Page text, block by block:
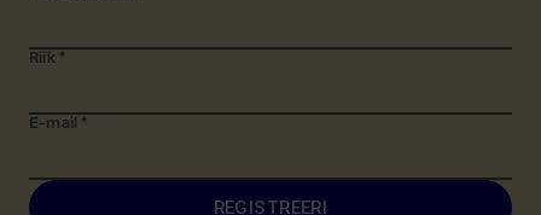
Riik *
E-mail *
REGISTREERI